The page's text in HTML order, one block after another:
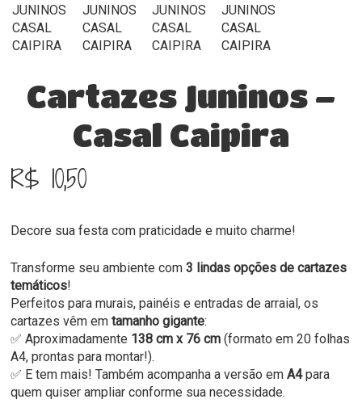
Cartazes Juninos –
Casal Caipira
R$ 10,50
Decore sua festa com praticidade e muito charme!
Transforme seu ambiente com3 lindas opções de cartazes
temáticos!
Perfeitos para murais, painéis e entradas de arraial, os
cartazes vêm emtamanho gigante:
✅ Aproximadamente 138 cm x 76 cm (formato em 20 folhas
A4, prontas para montar!).
✅ E tem mais! Também acompanha a versão emA4para
quem quiser ampliar conforme sua necessidade.